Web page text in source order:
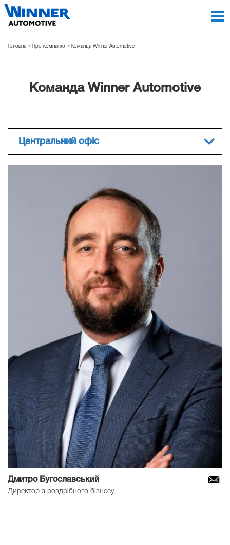
Головна Про компанію Команда Winner Automotive
Команда Winner Automotive
Центральний офіс
Дмитро Бугославський
Директор з роздрібного бізнесу